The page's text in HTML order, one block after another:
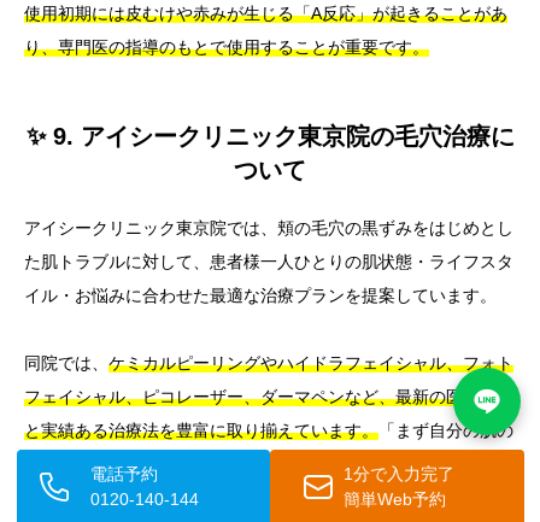
使用初期には皮むけや赤みが生じる「A反応」が起きることがあ
り、専門医の指導のもとで使用することが重要です。
✨ 9. アイシークリニック東京院の毛穴治療に
ついて
アイシークリニック東京院では、頬の毛穴の黒ずみをはじめとし
た肌トラブルに対して、患者様一人ひとりの肌状態・ライフスタ
イル・お悩みに合わせた最適な治療プランを提案しています。
同院では、 ケミカルピーリングやハイドラフェイシャル、フォト
フェイシャル、ピコレーザー、ダーマペンなど、最新の医療機器
と実績ある治療法を豊富に取り揃えています。 「まず自分の肌の
状態を知りたい」という方から、「すでに市販品では限界を感じ
ている」という方まで、幅広い段階でサポートが可能です。
電話予約
0120-140-144
1分で入力完了
簡単Web予約